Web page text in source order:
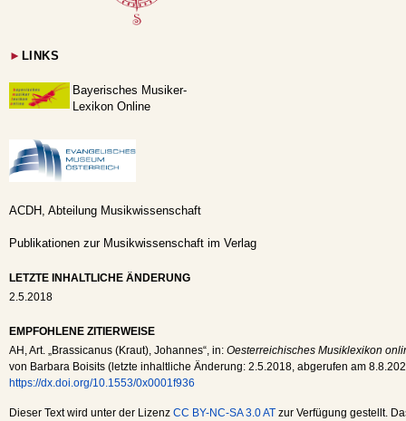
► LINKS
Bayerisches Musiker-
Lexikon Online
ACDH, Abteilung Musikwissenschaft
Publikationen zur Musikwissenschaft im Verlag
LETZTE INHALTLICHE ÄNDERUNG
2.5.2018
EMPFOHLENE ZITIERWEISE
AH , Art. „Brassicanus (Kraut), Johannes“, in: Oesterreichisches Musiklexikon
von Barbara Boisits (letzte inhaltliche Änderung: 2.5.2018 , abgerufen am
https://dx.doi.org/10.1553/0x0001f936
Dieser Text wird unter der Lizenz CC BY-NC-SA 3.0 AT zur Verfügung gestellt.